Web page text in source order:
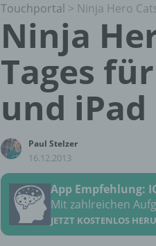
Touchportal > Ninja Hero
Ninja
Tages
und iPad
Paul Stelzer
16.12.2013
App Empfehlung:
Mit zahlreichen
JETZT KOSTENLOS